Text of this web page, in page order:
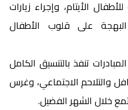
الأيتام، وإجراء زيارات
على قلوب الأطفال
تنفذ بالتنسيق الكامل
والتلاحم الاجتماعي، وغرس
خلال الشهر الفضيل.